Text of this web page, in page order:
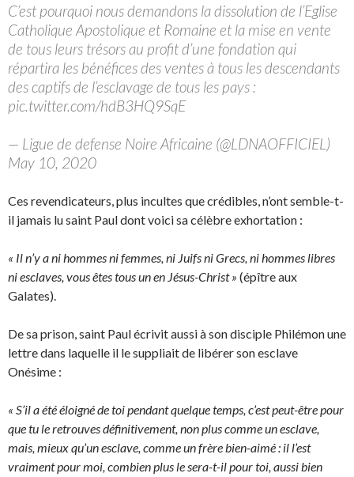
C’est pourquoi nous demandons la dissolution de l’Eglise
Catholique Apostolique et Romaine et la mise en vente
de tous leurs trésors au profit d’une fondation qui
répartira les bénéfices des ventes à tous les descendants
des captifs de l’esclavage de tous les pays :
pic.twitter.com/hdB3HQ9SqE
— Ligue de defense Noire Africaine (@LDNAOFFICIEL)
May 10, 2020
Ces revendicateurs, plus incultes que crédibles, n’ont semble-t-
il jamais lu saint Paul dont voici sa célèbre exhortation :
« Il n’y a ni hommes ni femmes, ni Juifs ni Grecs, ni hommes libres
ni esclaves, vous êtes tous un en Jésus-Christ » (épître aux
Galates).
De sa prison, saint Paul écrivit aussi à son disciple Philémon une
lettre dans laquelle il le suppliait de libérer son esclave
Onésime :
« S’il a été éloigné de toi pendant quelque temps, c’est peut-être pour
que tu le retrouves définitivement, non plus comme un esclave,
mais, mieux qu’un esclave, comme un frère bien-aimé : il l’est
vraiment pour moi, combien plus le sera-t-il pour toi, aussi bien